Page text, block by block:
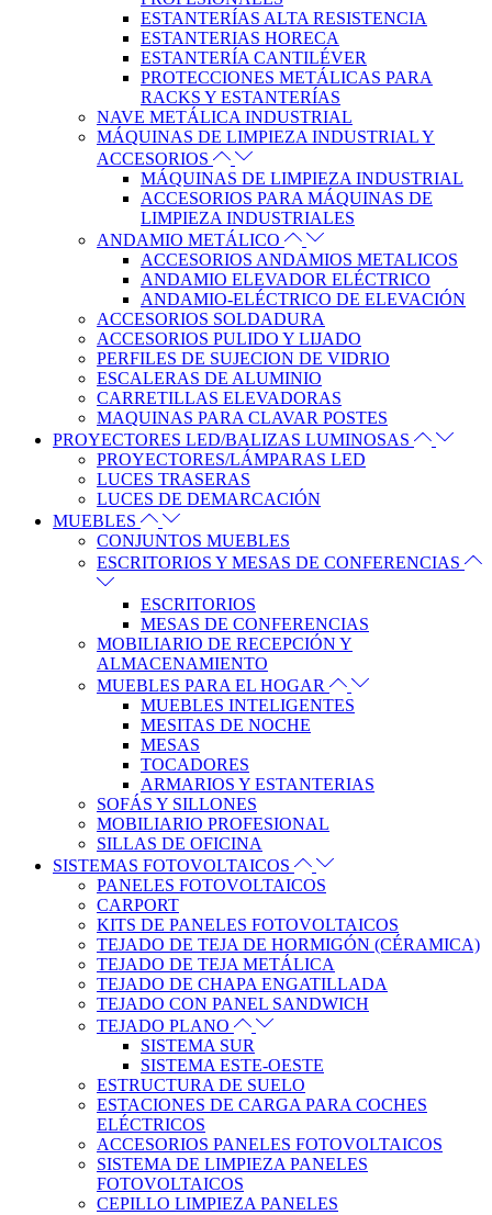
ESTANTERÍAS ALTA RESISTENCIA
ESTANTERIAS HORECA
ESTANTERÍA CANTILÉVER
PROTECCIONES METÁLICAS PARA
RACKS Y ESTANTERÍAS
NAVE METÁLICA INDUSTRIAL
MÁQUINAS DE LIMPIEZA INDUSTRIAL Y
ACCESORIOS
MÁQUINAS DE LIMPIEZA INDUSTRIAL
ACCESORIOS PARA MÁQUINAS DE
LIMPIEZA INDUSTRIALES
ANDAMIO METÁLICO
ACCESORIOS ANDAMIOS METALICOS
ANDAMIO ELEVADOR ELÉCTRICO
ANDAMIO-ELÉCTRICO DE ELEVACIÓN
ACCESORIOS SOLDADURA
ACCESORIOS PULIDO Y LIJADO
PERFILES DE SUJECION DE VIDRIO
ESCALERAS DE ALUMINIO
CARRETILLAS ELEVADORAS
MAQUINAS PARA CLAVAR POSTES
PROYECTORES LED/BALIZAS LUMINOSAS
PROYECTORES/LÁMPARAS LED
LUCES TRASERAS
LUCES DE DEMARCACIÓN
MUEBLES
CONJUNTOS MUEBLES
ESCRITORIOS Y MESAS DE CONFERENCIAS
ESCRITORIOS
MESAS DE CONFERENCIAS
MOBILIARIO DE RECEPCIÓN Y
ALMACENAMIENTO
MUEBLES PARA EL HOGAR
MUEBLES INTELIGENTES
MESITAS DE NOCHE
MESAS
TOCADORES
ARMARIOS Y ESTANTERIAS
SOFÁS Y SILLONES
MOBILIARIO PROFESIONAL
SILLAS DE OFICINA
SISTEMAS FOTOVOLTAICOS
PANELES FOTOVOLTAICOS
CARPORT
KITS DE PANELES FOTOVOLTAICOS
TEJADO DE TEJA DE HORMIGÓN (CÉRAMICA)
TEJADO DE TEJA METÁLICA
TEJADO DE CHAPA ENGATILLADA
TEJADO CON PANEL SANDWICH
TEJADO PLANO
SISTEMA SUR
SISTEMA ESTE-OESTE
ESTRUCTURA DE SUELO
ESTACIONES DE CARGA PARA COCHES
ELÉCTRICOS
ACCESORIOS PANELES FOTOVOLTAICOS
SISTEMA DE LIMPIEZA PANELES
FOTOVOLTAICOS
CEPILLO LIMPIEZA PANELES